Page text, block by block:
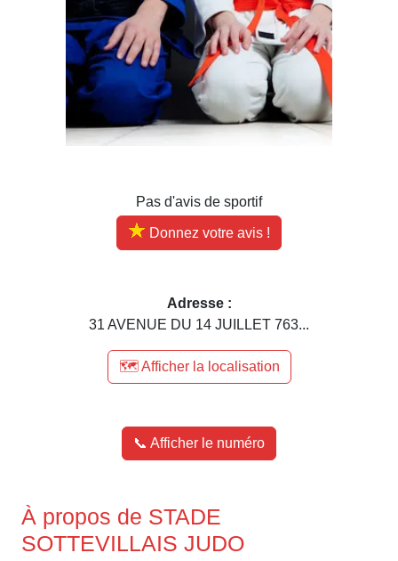
Pas d'avis de sportif
Donnez votre avis !
Adresse :
31 AVENUE DU 14 JUILLET 763...
🗺️ Afficher la localisation
📞 Afficher le numéro
À propos de STADE
SOTTEVILLAIS JUDO